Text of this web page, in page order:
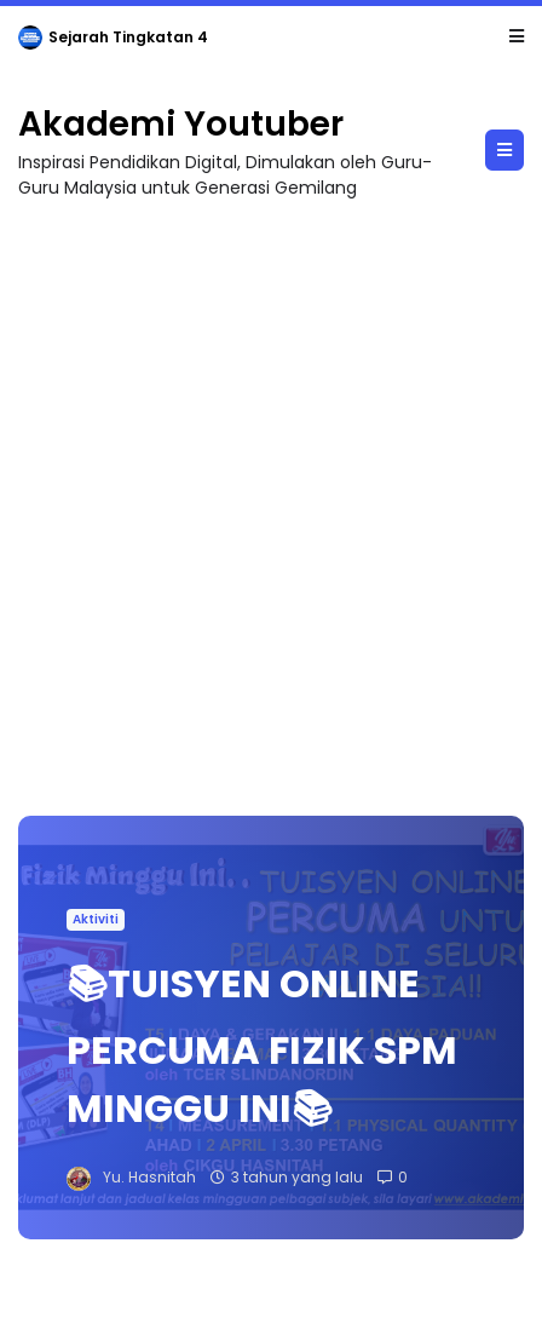
LIVE 🔴 [LIVE] PRINSIP PERAKAUNAN, BEDAH TUNTAS SOALAN 1 TRIAL OLEH CIKGU ...
Akademi Youtuber
Inspirasi Pendidikan Digital, Dimulakan oleh Guru-
Guru Malaysia untuk Generasi Gemilang
Aktiviti
📚TUISYEN ONLINE
PERCUMA FIZIK SPM
MINGGU INI📚
Yu. Hasnitah 3 tahun yang lalu 0